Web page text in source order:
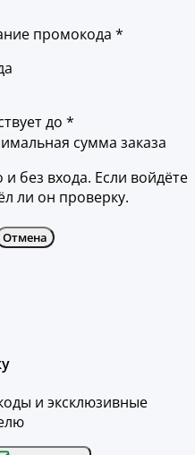
промокода *
до *
сумма заказа
без входа. Если войдёте
ли он проверку.
Отмена
и эксклюзивные